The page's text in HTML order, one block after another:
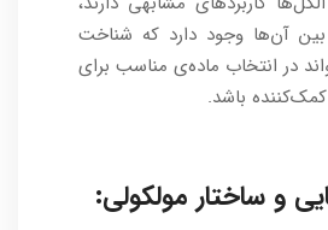
آن‌ها وجود دارد که شناخت
در انتخاب ماده‌ی مناسب برای
باشد.
و ساختار مولکولی: